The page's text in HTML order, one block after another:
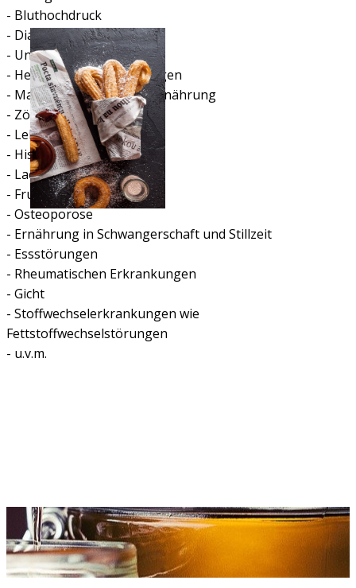
- Bluthochdruck
- Diabetes I und II
- Untergewicht
- Herzkreislauferkrankungen
- Mangel- und/oder Fehlernährung
- Zöliakie
- Lebensmittelallergien
- Histaminintoleranz
- Lactoseintoleranz
- Fructosemalabsorption
- Osteoporose
- Ernährung in Schwangerschaft und Stillzeit
- Essstörungen
- Rheumatischen Erkrankungen
- Gicht
- Stoffwechselerkrankungen wie
Fettstoffwechselstörungen
- u.v.m.